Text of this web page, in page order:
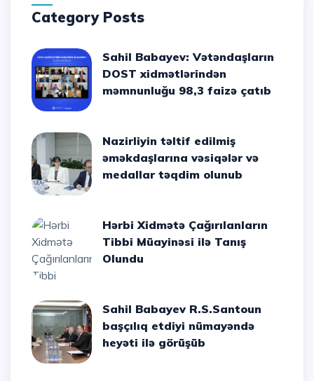
Category Posts
Sahil Babayev: Vətəndaşların
DOST xidmətlərindən
məmnunluğu 98,3 faizə çatıb
Nazirliyin təltif edilmiş
əməkdaşlarına vəsiqələr və
medallar təqdim olunub
Hərbi Xidmətə Çağırılanların
Tibbi Müayinəsi ilə Tanış
Olundu
Sahil Babayev R.S.Santoun
başçılıq etdiyi nümayəndə
heyəti ilə görüşüb